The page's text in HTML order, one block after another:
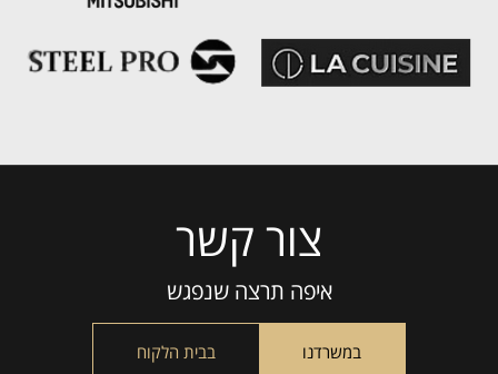
צור קשר
איפה תרצה שנפגש
במשרדנו בבית הלקוח